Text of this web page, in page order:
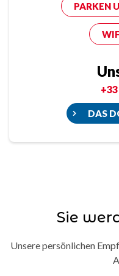
PARKEN
DAS
Sie
Unsere persönlichen